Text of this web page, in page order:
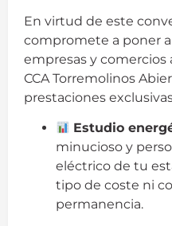
En virtud de este
compromete a poner
empresas y comercios
CCA Torremolinos
prestaciones
Estudio
minucioso y
eléctrico de tu
tipo de coste ni
permanencia.